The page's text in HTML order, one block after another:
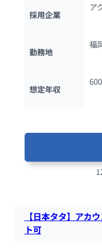
採用企業
ア
勤務地
福
想定年収
【日本タタ】アカ
ト可